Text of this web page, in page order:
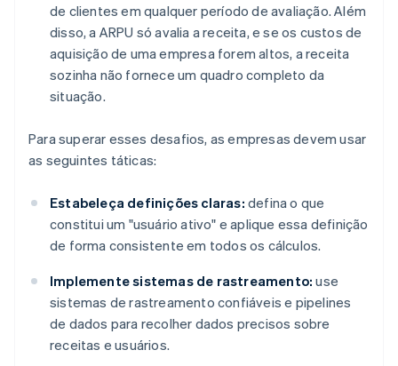
de clientes em qualquer período de avaliação. Além
disso, a ARPU só avalia a receita, e se os custos de
aquisição de uma empresa forem altos, a receita
sozinha não fornece um quadro completo da
situação.
Para superar esses desafios, as empresas devem usar
as seguintes táticas:
Estabeleça definições claras: defina o que
constitui um "usuário ativo" e aplique essa definição
de forma consistente em todos os cálculos.
Implemente sistemas de rastreamento: use
sistemas de rastreamento confiáveis e pipelines
de dados para recolher dados precisos sobre
receitas e usuários.